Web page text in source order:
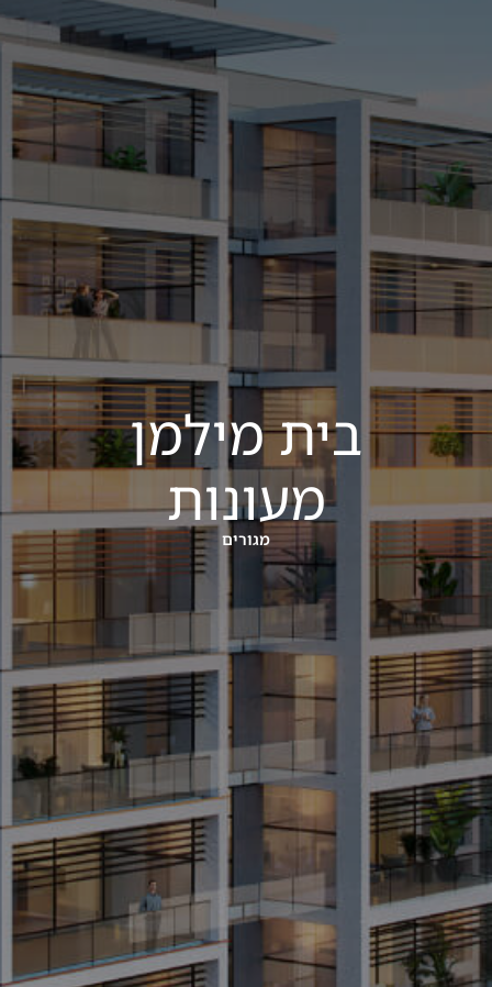
בית מילמן
מעונות
מגורים